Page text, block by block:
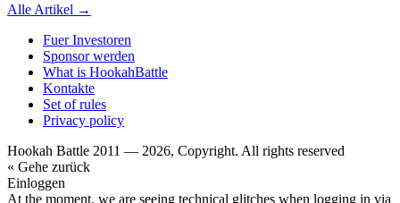
Alle Artikel →
Fuer Investoren
Sponsor werden
What is HookahBattle
Kontakte
Set of rules
Privacy policy
Hookah Battle 2011 — 2026, Copyright. All rights reserved
« Gehe zurück
Einloggen
At the moment, we are seeing technical glitches when logging in via